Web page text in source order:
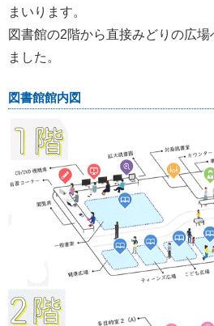
まいります。
図書館の2階から直接みどりの広
ました。
図書館館内図